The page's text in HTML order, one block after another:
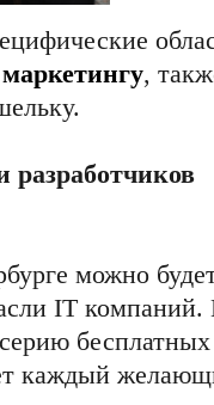
,
можно
IT
бесплатных
каждый